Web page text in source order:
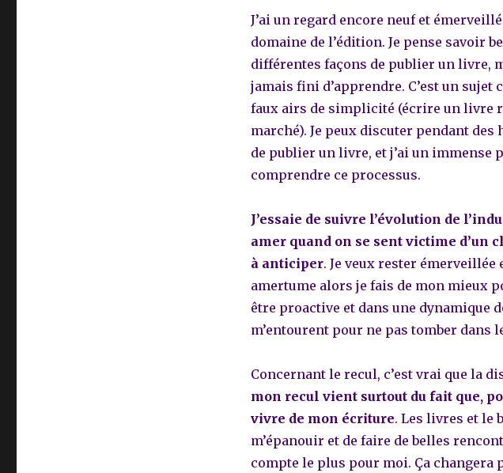
J’ai un regard encore neuf et
domaine de l’édition. Je pense savoir
différentes façons de publier un livre,
jamais fini d’apprendre. C’est un sujet
faux airs de simplicité (écrire un livre
marché). Je peux discuter pendant des
de publier un livre, et j’ai un immense
comprendre ce processus.
J’essaie de suivre l’évolution de
amer quand on se sent victime d’un
à anticiper. Je veux rester émerveillée
amertume alors je fais de mon mieux
être proactive et dans une dynamique
m’entourent pour ne pas tomber dans
Concernant le recul, c’est vrai que la
mon recul vient surtout du fait que,
vivre de mon écriture. Les livres et le
m’épanouir et de faire de belles
compte le plus pour moi. Ça changera